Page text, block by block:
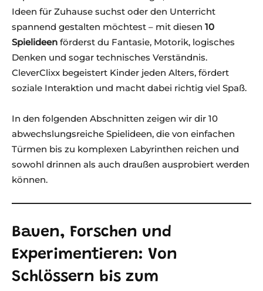
Ideen für Zuhause suchst oder den Unterricht
spannend gestalten möchtest – mit diesen 10
Spielideen förderst du Fantasie, Motorik, logisches
Denken und sogar technisches Verständnis.
CleverClixx begeistert Kinder jeden Alters, fördert
soziale Interaktion und macht dabei richtig viel Spaß.
In den folgenden Abschnitten zeigen wir dir 10
abwechslungsreiche Spielideen, die von einfachen
Türmen bis zu komplexen Labyrinthen reichen und
sowohl drinnen als auch draußen ausprobiert werden
können.
Bauen, Forschen und
Experimentieren: Von
Schlössern bis zum